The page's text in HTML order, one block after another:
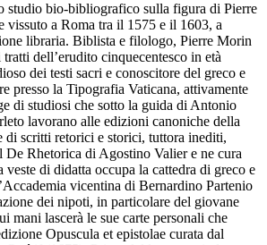
studio bio-bibliografico sulla figura di Pierre
vissuto a Roma tra il 1575 e il 1603, a
libraria. Biblista e filologo, Pierre Morin
dell’erudito cinquecentesco in età
dei testi sacri e conoscitore del greco e
presso la Tipografia Vaticana, attivamente
di studiosi che sotto la guida di Antonio
lavorano alle edizioni canoniche della
di scritti retorici e storici, tuttora inediti,
De Rhetorica di Agostino Valier e ne cura
veste di didatta occupa la cattedra di greco e
vicentina di Bernardino Partenio
dei nipoti, in particolare del giovane
mani lascerà le sue carte personali che
Opuscula et epistolae curata dal